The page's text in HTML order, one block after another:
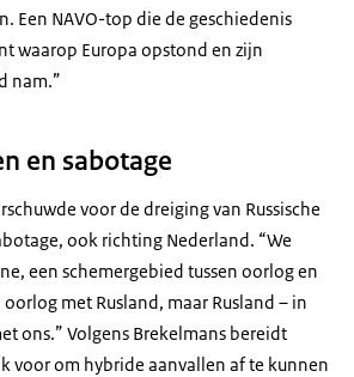
Een NAVO-top die de geschiedenis
waarop Europa opstond en zijn
nam.”
en sabotage
voor de dreiging van Russische
ook richting Nederland. “We
een schemergebied tussen oorlog en
met Rusland, maar Rusland – in
ons.” Volgens Brekelmans bereidt
voor om hybride aanvallen af te kunnen